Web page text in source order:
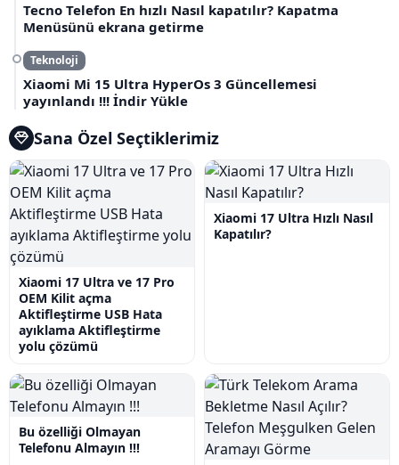
Tecno Telefon En hızlı Nasıl kapatılır? Kapatma
Menüsünü ekrana getirme
Teknoloji
Xiaomi Mi 15 Ultra HyperOs 3 Güncellemesi
yayınlandı !!! İndir Yükle
Sana Özel Seçtiklerimiz
Xiaomi 17 Ultra ve 17 Pro
OEM Kilit açma
Aktifleştirme USB Hata
ayıklama Aktifleştirme
yolu çözümü
Xiaomi 17 Ultra Hızlı Nasıl
Kapatılır?
Bu özelliği Olmayan
Telefonu Almayın !!!